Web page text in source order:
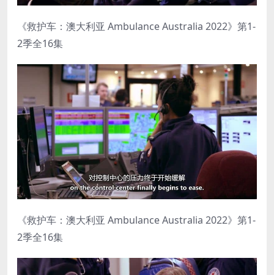
《救护车：澳大利亚 Ambulance Australia 2022》第1-
2季全16集
《救护车：澳大利亚 Ambulance Australia 2022》第1-
2季全16集